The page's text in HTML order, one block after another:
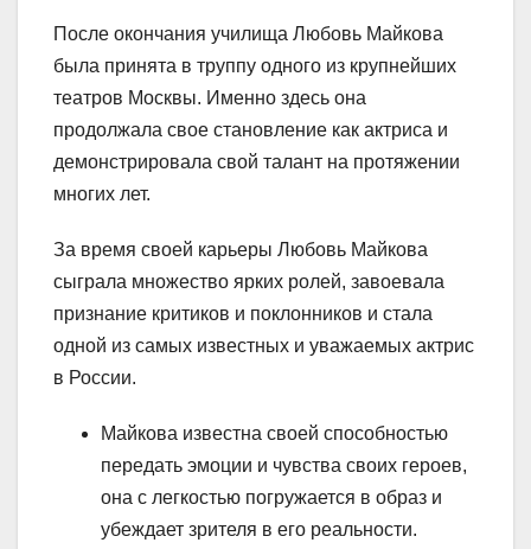
После окончания училища Любовь Майкова
была принята в труппу одного из крупнейших
театров Москвы. Именно здесь она
продолжала свое становление как актриса и
демонстрировала свой талант на протяжении
многих лет.
За время своей карьеры Любовь Майкова
сыграла множество ярких ролей, завоевала
признание критиков и поклонников и стала
одной из самых известных и уважаемых актрис
в России.
Майкова известна своей способностью
передать эмоции и чувства своих героев,
она с легкостью погружается в образ и
убеждает зрителя в его реальности.